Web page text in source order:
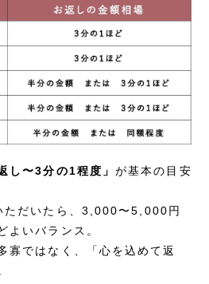
返し〜3分の1程度」が基本の目安
ただいたら、3,000〜5,000円
よいバランス。
寡ではなく、「心を込めて返